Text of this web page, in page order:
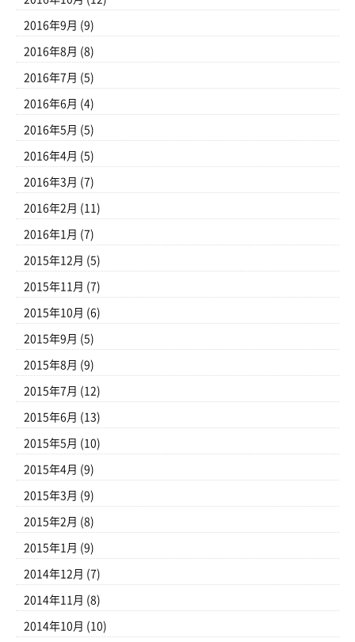
2016年9月 (9)
2016年8月 (8)
2016年7月 (5)
2016年6月 (4)
2016年5月 (5)
2016年4月 (5)
2016年3月 (7)
2016年2月 (11)
2016年1月 (7)
2015年12月 (5)
2015年11月 (7)
2015年10月 (6)
2015年9月 (5)
2015年8月 (9)
2015年7月 (12)
2015年6月 (13)
2015年5月 (10)
2015年4月 (9)
2015年3月 (9)
2015年2月 (8)
2015年1月 (9)
2014年12月 (7)
2014年11月 (8)
2014年10月 (10)